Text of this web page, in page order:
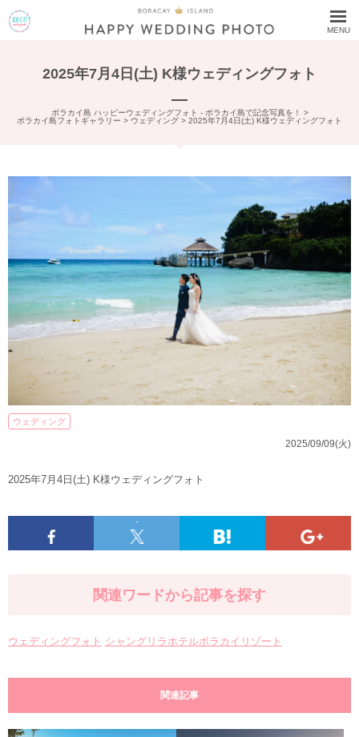
MENU
2025年7月4日(土) K様ウェディングフォト
ボラカイ島 ハッピーウェディングフォト - ボラカイ島で記念写真を！
>
ボラカイ島フォトギャラリー > ウェディング > 2025年7月4日(土) K様ウェディングフォト
ウェディング
2025/09/09(火)
2025年7月4日(土) K様ウェディングフォト
-
関連ワードから記事を探す
ウェディングフォト シャングリラホテルボラカイリゾート
関連記事